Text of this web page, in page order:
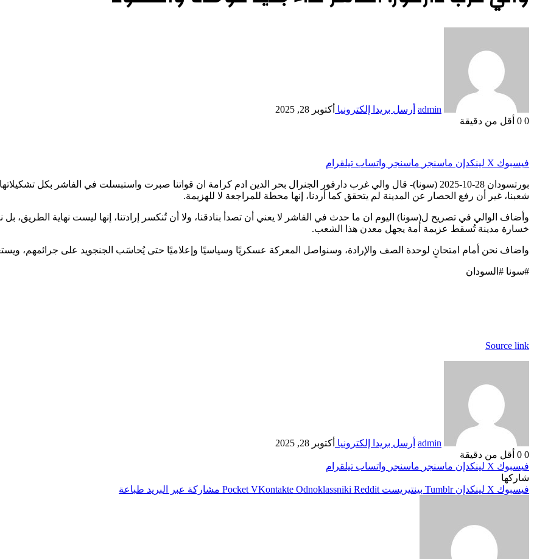
admin أرسل بريدا إلكترونيا أكتوبر 28, 2025
0
أقل من دقيقة
فيسبوك ‫X لينكدإن ماسنجر ماسنجر واتساب تيلقرام
بورتسودان 28-10-2025 (سونا)- قال والي غرب دارفور الجنرال بحر الدين ادم كرامة ان قواتنا صبرت واستبسلت في الفاشر بكل
شعبنا، غير أن رفع الحصار عن المدينة لم يتحقق كما أردنا، إنها محطة للمراجعة لا للهزيمة.
وأضاف الوالي في تصريح ل(سونا) اليوم ان ما حدث في الفاشر لا يعني أن تصدأ بنادقنا، ولا أن تُنكسر إرادتنا، إنها ليست نهاية الطريق،
خسارة مدينة تُسقط عزيمة أمة يجهل معدن هذا الشعب.
واضاف نحن أمام امتحانٍ لوحدة الصف والإرادة، وسنواصل المعركة عسكريًا وسياسيًا وإعلاميًا حتى يُحاسَب الجنجويد على جرائمهم،
#سونا #السودان
Source link
admin أرسل بريدا إلكترونيا أكتوبر 28, 2025
0
أقل من دقيقة
فيسبوك ‫X لينكدإن ماسنجر ماسنجر واتساب تيلقرام
شاركها
فيسبوك ‫X لينكدإن بينتيريست Odnoklassniki
‫Pocket مشاركة عبر البريد طباعة